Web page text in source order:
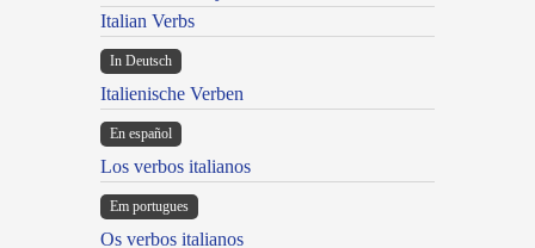
Italian Verbs
In Deutsch
Italienische Verben
En español
Los verbos italianos
Em portugues
Os verbos italianos